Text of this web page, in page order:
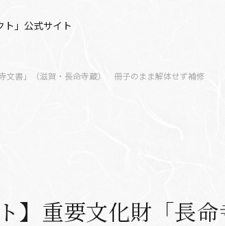
ト」公式サイト
文書」（滋賀・長命寺蔵） 冊子のまま解体せず補修
】重要文化財「長